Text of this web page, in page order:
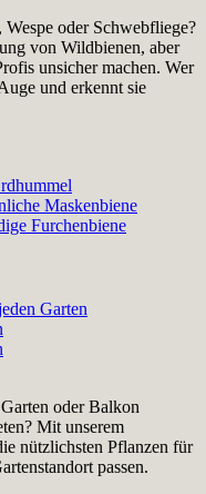
oder Schwebfliege?
von Wildbienen, aber
unsicher machen. Wer
und erkennt sie
Maskenbiene
Furchenbiene
Garten
oder Balkon
Mit unserem
nützlichsten Pflanzen für
passen.